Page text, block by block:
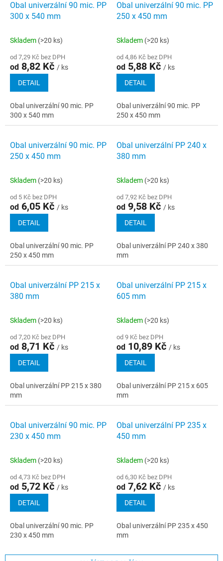
Obal univerzální 90 mic. PP
300 x 540 mm
Skladem (>20 ks)
od 7,29 Kč bez DPH
od 8,82 Kč / ks
DETAIL
Obal univerzální 90 mic. PP
300 x 540 mm
Obal univerzální 90 mic. PP
250 x 450 mm
Skladem (>20 ks)
od 4,86 Kč bez DPH
od 5,88 Kč / ks
DETAIL
Obal univerzální 90 mic. PP
250 x 450 mm
Obal univerzální 90 mic. PP
250 x 450 mm
Skladem (>20 ks)
od 5 Kč bez DPH
od 6,05 Kč / ks
DETAIL
Obal univerzální 90 mic. PP
250 x 450 mm
Obal univerzální PP 240 x
380 mm
Skladem (>20 ks)
od 7,92 Kč bez DPH
od 9,58 Kč / ks
DETAIL
Obal univerzální PP 240 x 380
mm
Obal univerzální PP 215 x
380 mm
Skladem (>20 ks)
od 7,20 Kč bez DPH
od 8,71 Kč / ks
DETAIL
Obal univerzální PP 215 x 380
mm
Obal univerzální PP 215 x
605 mm
Skladem (>20 ks)
od 9 Kč bez DPH
od 10,89 Kč / ks
DETAIL
Obal univerzální PP 215 x 605
mm
Obal univerzální 90 mic. PP
230 x 450 mm
Skladem (>20 ks)
od 4,73 Kč bez DPH
od 5,72 Kč / ks
DETAIL
Obal univerzální 90 mic. PP
230 x 450 mm
Obal univerzální PP 235 x
450 mm
Skladem (>20 ks)
od 6,30 Kč bez DPH
od 7,62 Kč / ks
DETAIL
Obal univerzální PP 235 x 450
mm